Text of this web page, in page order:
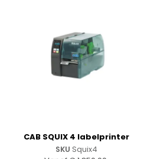
CAB SQUIX 4 labelprinter
SKU Squix4